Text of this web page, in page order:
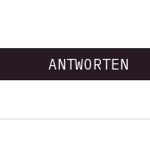
ANTWORTEN